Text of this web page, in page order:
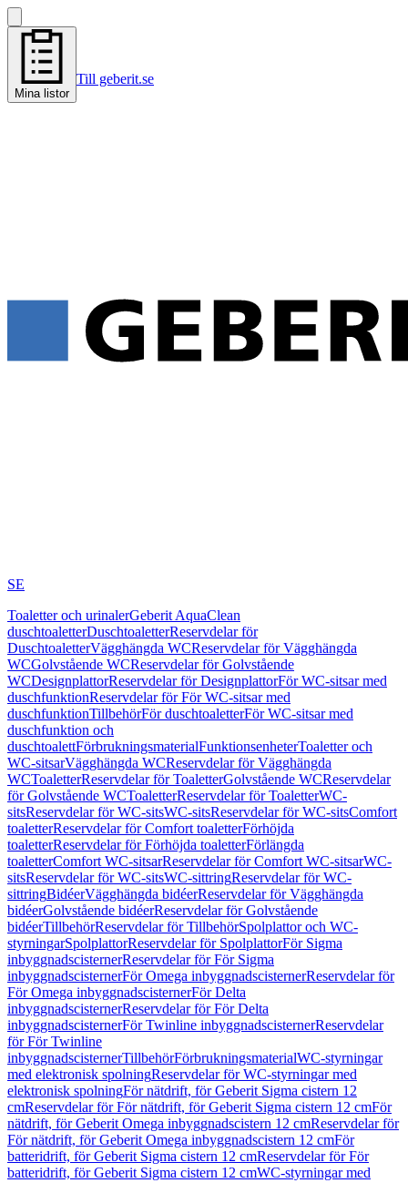
Mina listor
Till geberit.se
SE
Toaletter och urinalerGeberit AquaClean
duschtoaletterDuschtoaletterReservdelar för
DuschtoaletterVägghängda WCReservdelar för Vägghängda
WCGolvstående WCReservdelar för Golvstående
WCDesignplattorReservdelar för DesignplattorFör WC-sitsar med
duschfunktionReservdelar för För WC-sitsar med
duschfunktionTillbehörFör duschtoaletterFör WC-sitsar med
duschfunktion och
duschtoalettFörbrukningsmaterialFunktionsenheterToaletter och
WC-sitsarVägghängda WCReservdelar för Vägghängda
WCToaletterReservdelar för ToaletterGolvstående WCReservdelar
för Golvstående WCToaletterReservdelar för ToaletterWC-
sitsReservdelar för WC-sitsWC-sitsReservdelar för WC-sitsComfort
toaletterReservdelar för Comfort toaletterFörhöjda
toaletterReservdelar för Förhöjda toaletterFörlängda
toaletterComfort WC-sitsarReservdelar för Comfort WC-sitsarWC-
sitsReservdelar för WC-sitsWC-sittringReservdelar för WC-
sittringBidéerVägghängda bidéerReservdelar för Vägghängda
bidéerGolvstående bidéerReservdelar för Golvstående
bidéerTillbehörReservdelar för TillbehörSpolplattor och WC-
styrningarSpolplattorReservdelar för SpolplattorFör Sigma
inbyggnadscisternerReservdelar för För Sigma
inbyggnadscisternerFör Omega inbyggnadscisternerReservdelar för
För Omega inbyggnadscisternerFör Delta
inbyggnadscisternerReservdelar för För Delta
inbyggnadscisternerFör Twinline inbyggnadscisternerReservdelar
för För Twinline
inbyggnadscisternerTillbehörFörbrukningsmaterialWC-styrningar
med elektronisk spolningReservdelar för WC-styrningar med
elektronisk spolningFör nätdrift, för Geberit Sigma cistern 12
cmReservdelar för För nätdrift, för Geberit Sigma cistern 12 cmFör
nätdrift, för Geberit Omega inbyggnadscistern 12 cmReservdelar för
För nätdrift, för Geberit Omega inbyggnadscistern 12 cmFör
batteridrift, för Geberit Sigma cistern 12 cmReservdelar för För
batteridrift, för Geberit Sigma cistern 12 cmWC-styrningar med